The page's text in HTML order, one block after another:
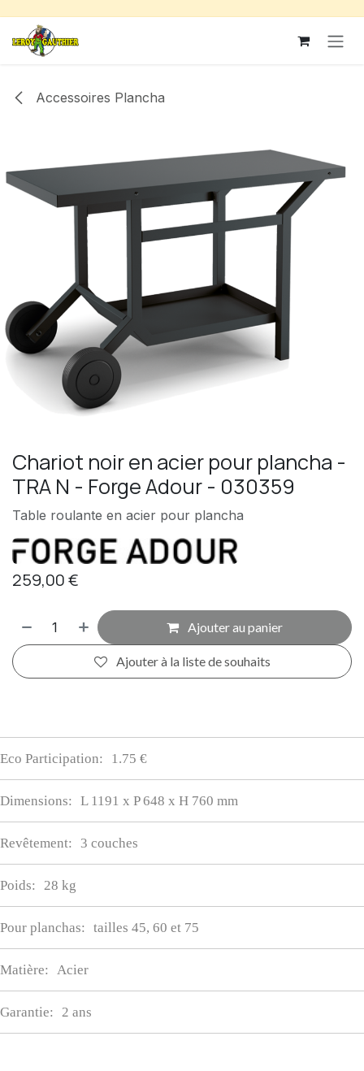
Se rendre au contenu
Accessoires Plancha
Chariot noir en acier pour plancha -
TRA N - Forge Adour - 030359
Table roulante en acier pour plancha
259,00€
Ajouter au panier
Ajouter à la liste de souhaits
Eco Participation: 1.75 €
Dimensions: L 1191 x P 648 x H 760 mm
Revêtement: 3 couches
Poids: 28 kg
Pour planchas: tailles 45, 60 et 75
Matière: Acier
Garantie: 2 ans